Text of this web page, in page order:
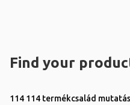
Find your
114 114 termékcsalád